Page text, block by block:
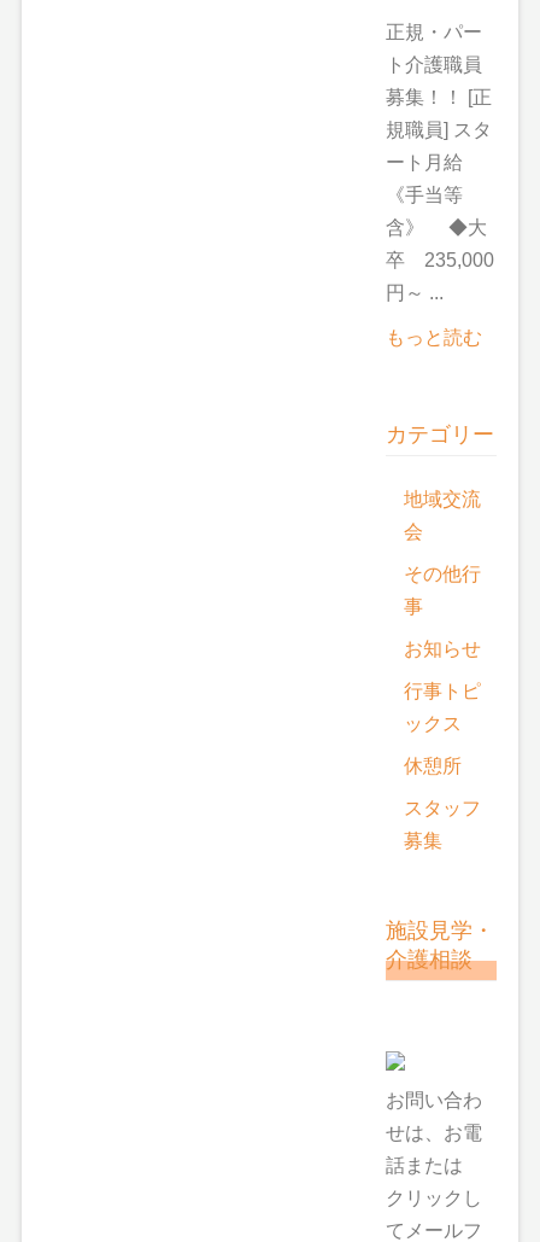
正規・パー
ト介護職員
募集！！ [正
規職員] スタ
ート月給
《手当等
含》 ◆大
卒 235,000
円～ ...
もっと読む
カテゴリー
地域交流
会
その他行
事
お知らせ
行事トピ
ックス
休憩所
スタッフ
募集
施設見学・
介護相談
お問い合わ
せは、お電
話または
クリックし
てメールフ